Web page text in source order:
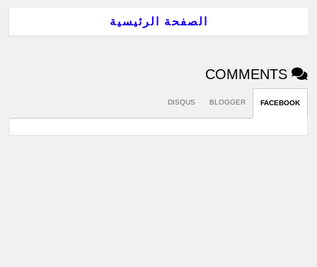
الصفحة الرئيسية
COMMENTS
FACEBOOK
BLOGGER
DISQUS